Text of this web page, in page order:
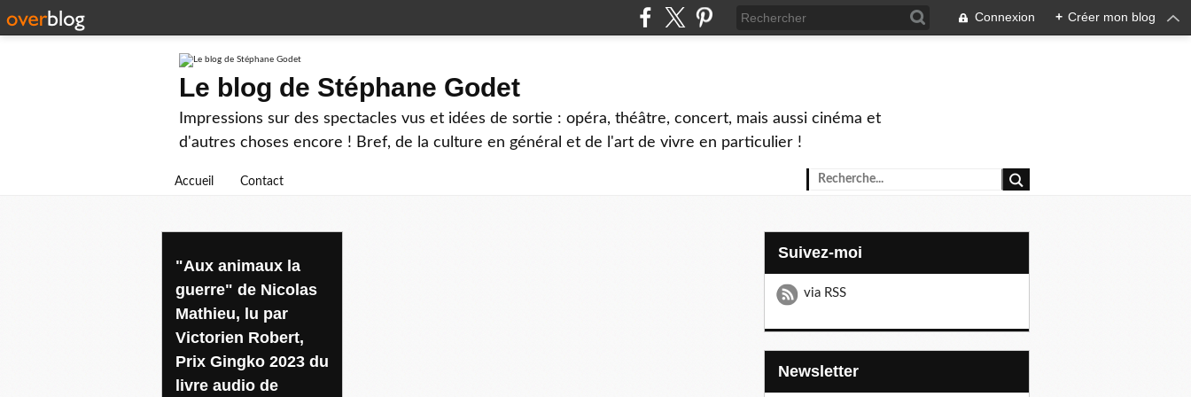
Connexion + Créer mon blog
Le blog de Stéphane Godet
Impressions sur des spectacles vus et idées de sortie : opéra, théâtre, concert, mais aussi cinéma et
d'autres choses encore ! Bref, de la culture en général et de l'art de vivre en particulier !
Accueil Contact
actes sud audio
"Aux animaux la
guerre" de Nicolas
Mathieu, lu par
Victorien Robert,
Prix Gingko 2023 du
livre audio de
Suivez-moi
via RSS
Newsletter